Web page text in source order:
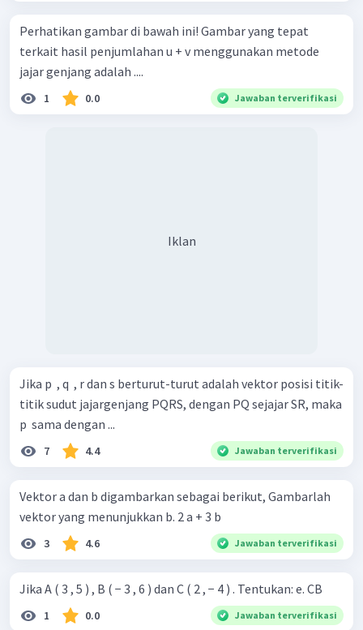
Perhatikan gambar di bawah ini! Gambar yang tepat
terkait hasil penjumlahan u + v menggunakan metode
jajar genjang adalah ....
1 0.0 Jawaban terverifikasi
Iklan
Jika p ​ , q ​ , r dan s berturut-turut adalah vektor posisi titik-
titik sudut jajargenjang PQRS, dengan PQ sejajar SR, maka
p ​ sama dengan ...
7 4.4 Jawaban terverifikasi
Vektor a dan b digambarkan sebagai berikut, Gambarlah
vektor yang menunjukkan b. 2 a + 3 b
3 4.6 Jawaban terverifikasi
Jika A ( 3 , 5 ) , B ( − 3 , 6 ) dan C ( 2 , − 4 ) . Tentukan: e. CB
1 0.0 Jawaban terverifikasi